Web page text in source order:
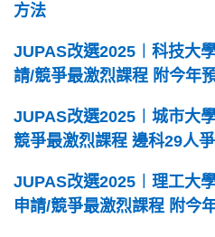
方法
JUPAS改選2025︱科技大
請/競爭最激烈課程 附今年
JUPAS改選2025︱城市大
競爭最激烈課程 邊科29人
JUPAS改選2025︱理工大
申請/競爭最激烈課程 附今